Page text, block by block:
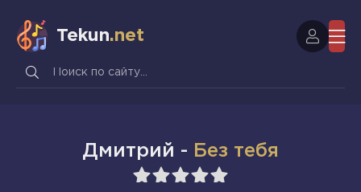
Tekun.net
Дмитрий - Без тебя
5